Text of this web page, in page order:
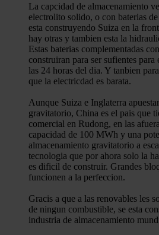
La capcidad de almacenamiento
electrolito solido, o con baterias
esta construyendo Suiza en la
hay otras y tambien esta la
Estas baterias complementadas
construiran para ser sufientes
las 24 horas del dia. Y tanbien
que la electricdad es barata.
Aunque Suiza e Inglaterra
gravitatorio, China es el pais que
comercial en Rudong, en las
capacidad de 100 MWh y una
almacenamiento gravitatorio a
tecnologia que por ahora solo la
es dificil de construir. Grandes
funcionen a la perfeccion.
Gracis a que a las renovables les
de ningun combustible, se esta
industria de almacenamiento